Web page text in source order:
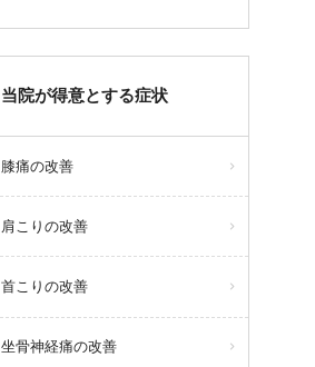
当院が得意とする症状
膝痛の改善
肩こりの改善
首こりの改善
坐骨神経痛の改善